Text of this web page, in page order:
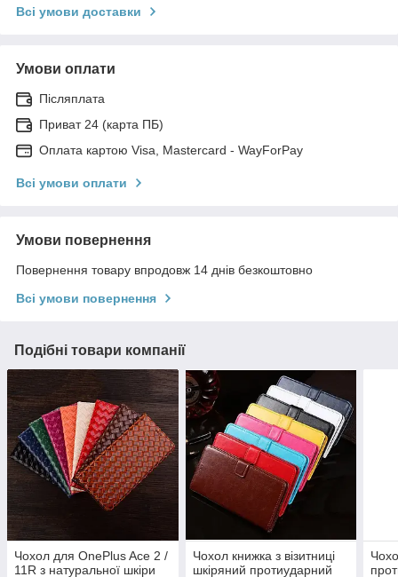
Всі умови доставки
Умови оплати
Післяплата
Приват 24 (карта ПБ)
Оплата картою Visa, Mastercard - WayForPay
Всі умови оплати
Умови повернення
Повернення товару впродовж 14 днів безкоштовно
Всі умови повернення
Подібні товари компанії
Чохол для OnePlus Ace 2 /
11R з натуральної шкіри
Чохол книжка з візитниці
шкіряний протиударний